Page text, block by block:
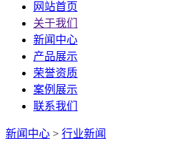
网站首页
关于我们
新闻中心
产品展示
荣誉资质
案例展示
联系我们
新闻中心 > 行业新闻